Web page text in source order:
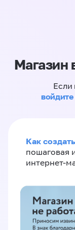
Магазин
Если
Как
пошаговая
интернет-